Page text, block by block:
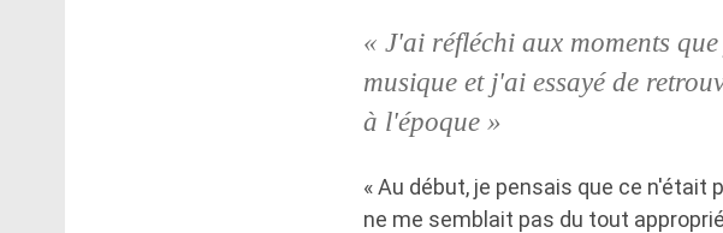
« J'ai réfléchi aux moments
musique et j'ai essayé de
à l'époque »
« Au début, je pensais que ce
ne me semblait pas du tout